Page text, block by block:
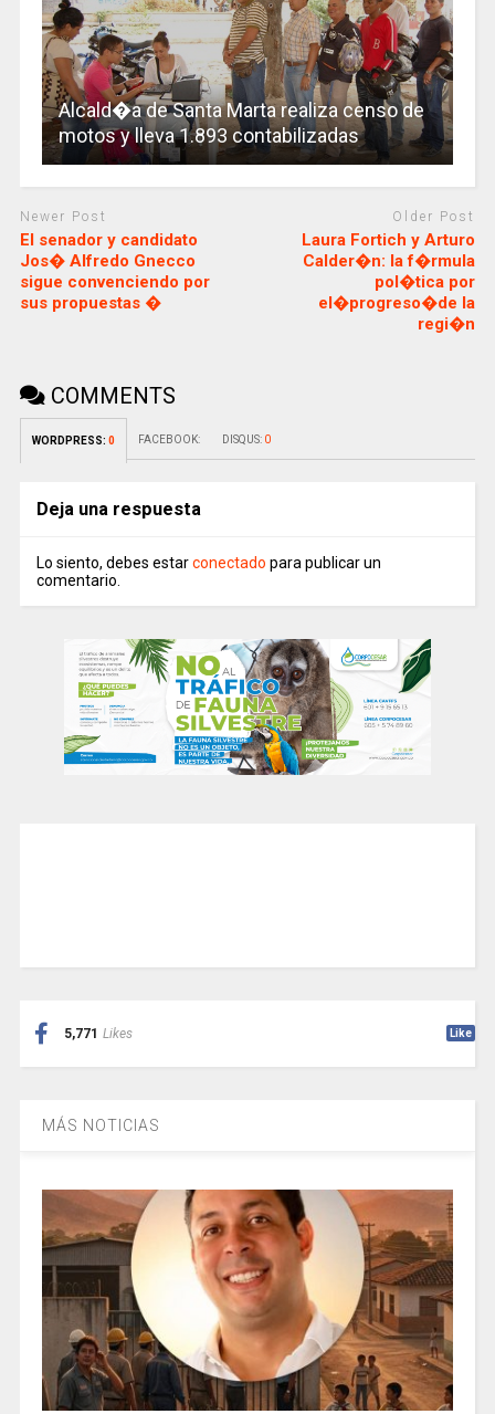
Alcald�a de Santa Marta realiza censo de
motos y lleva 1.893 contabilizadas
Newer Post
El senador y candidato
Jos� Alfredo Gnecco
sigue convenciendo por
sus propuestas �
Older Post
Laura Fortich y Arturo
Calder�n: la f�rmula
pol�tica por
el�progreso�de la
regi�n
COMMENTS
WORDPRESS: 0 FACEBOOK: DISQUS: 0
Deja una respuesta
Lo siento, debes estarconectado para publicar un
comentario.
5,771 Likes Like
MÁS NOTICIAS